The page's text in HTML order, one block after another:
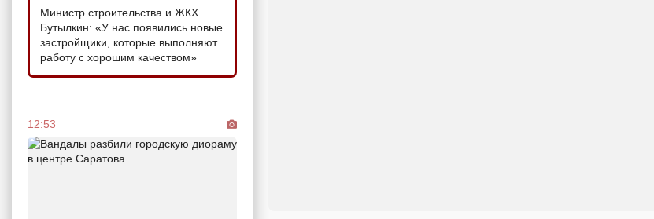
Министр строительства и ЖКХ
Бутылкин: «У нас появились новые
застройщики, которые выполняют
работу с хорошим качеством»
12:53